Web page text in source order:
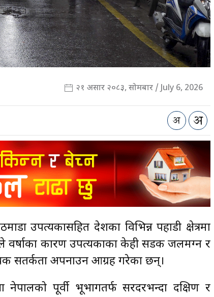
२१ असार २०८३, सोमबार / July 6, 2026
उपत्यकासहित देशका विभिन्न पहाडी क्षेत्रमा
वर्षाका कारण उपत्यकाका केही सडक जलमग्न र
सतर्कता अपनाउन आग्रह गरेका छन्।
पूर्वी भूभागतर्फ सरदरभन्दा दक्षिण र